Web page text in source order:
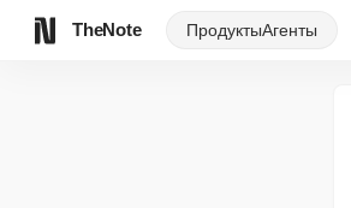
TheNote ПродуктыАгенты